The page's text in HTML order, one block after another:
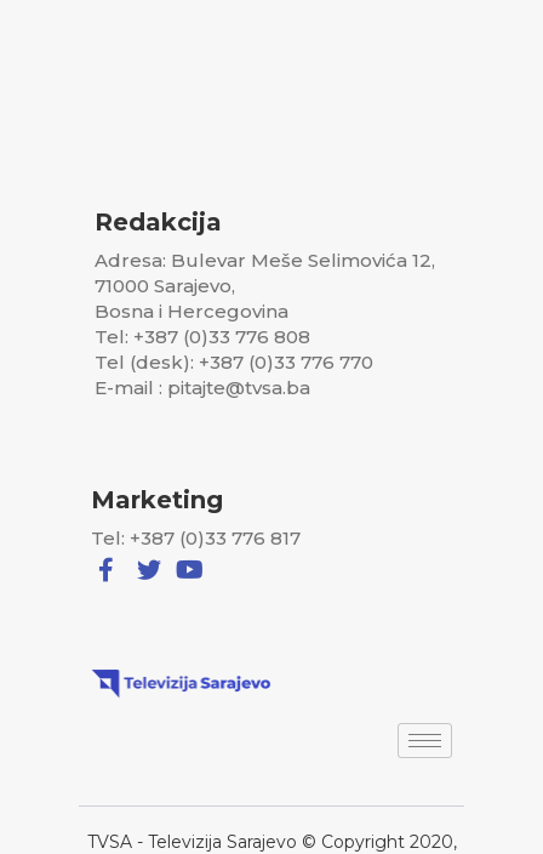
Redakcija
Adresa: Bulevar Meše Selimovića 12,
71000 Sarajevo,
Bosna i Hercegovina
Tel: +387 (0)33 776 808
Tel (desk): +387 (0)33 776 770
E-mail : pitajte@tvsa.ba
Marketing
Tel: +387 (0)33 776 817
TVSA - Televizija Sarajevo © Copyright 2020,